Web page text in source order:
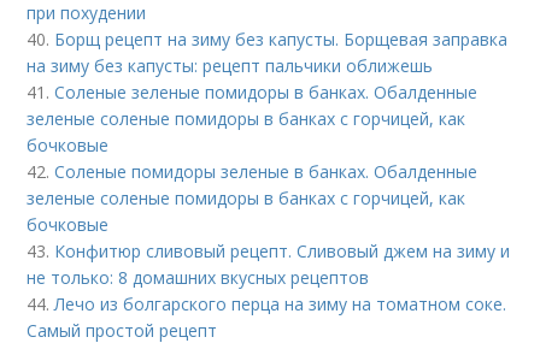
при похудении
40. Борщ рецепт на зиму без капусты. Борщевая заправка
на зиму без капусты: рецепт пальчики оближешь
41.Соленые зеленые помидоры в банках. Обалденные
зеленые соленые помидоры в банках с горчицей, как
бочковые
42.Соленые помидоры зеленые в банках. Обалденные
зеленые соленые помидоры в банках с горчицей, как
бочковые
43. Конфитюр сливовый рецепт. Сливовый джем на зиму и
не только: 8 домашних вкусных рецептов
44.Лечо из болгарского перца на зиму на томатном соке.
Самый простой рецепт